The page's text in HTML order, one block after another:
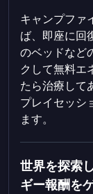
キャンプファ
ば、即座に回
のベッドなど
クして無料エ
たら治療して
プレイセッシ
ます。
世界を探索
ギー報酬を